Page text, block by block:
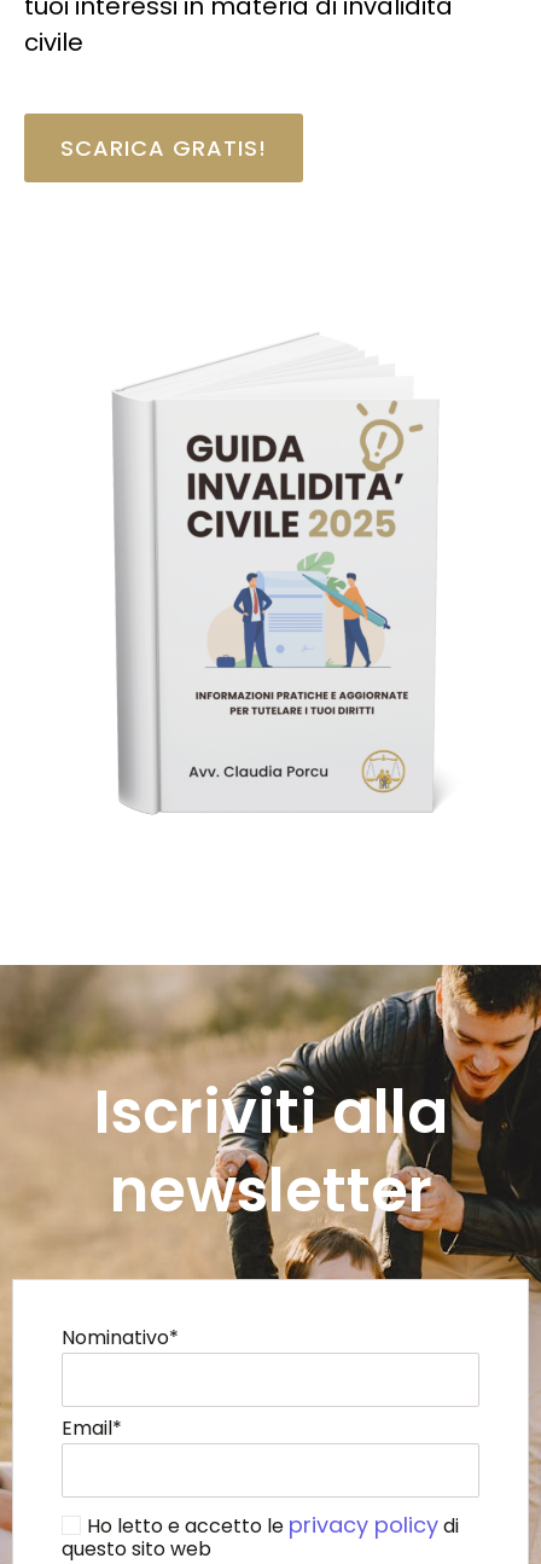
civile
SCARICA GRATIS!
Iscriviti alla
newsletter
Nominativo*
Email*
Ho letto e accetto le privacy policydi
questo sito web